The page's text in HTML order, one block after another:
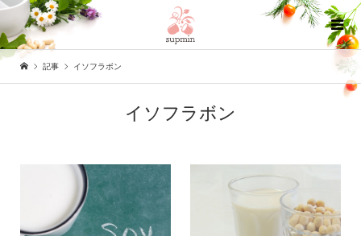
記事 イソフラボン
イソフラボン